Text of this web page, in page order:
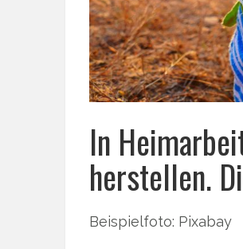
In
herstellen.
Beispielfoto: Pixabay